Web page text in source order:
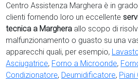
Centro Assistenza Marghera è in
clienti fornendo loro un eccellente
tecnica a Marghera allo scopo di
malfunzionamento o guasto su una
apparecchi quali, per esempio,
Asciugatrice, Forno a Microonde,
Condizionatore, Deumidificatore,